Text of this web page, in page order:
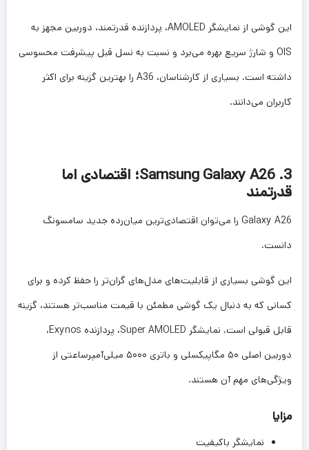
این گوشی از نمایشگر AMOLED، پردازنده قدرتمند، دوربین مجهز به
OIS و شارژ سریع بهره می‌برد و نسبت به نسل قبل پیشرفت محسوسی
داشته است. بسیاری از کارشناسان، A36 را بهترین گزینه برای اکثر
کاربران می‌دانند.
3. Samsung Galaxy A26؛ اقتصادی اما
قدرتمند
Galaxy A26 را می‌توان اقتصادی‌ترین میان‌رده جدید سامسونگ
دانست.
این گوشی بسیاری از قابلیت‌های مدل‌های گران‌تر را حفظ کرده و برای
کسانی که به دنبال یک گوشی مطمئن با قیمت مناسب‌تر هستند، گزینه
قابل قبولی است. نمایشگر Super AMOLED، پردازنده Exynos،
دوربین اصلی ۵۰ مگاپیکسلی و باتری ۵۰۰۰ میلی‌آمپرساعتی از
ویژگی‌های مهم آن هستند.
مزایا
نمایشگر باکیفیت